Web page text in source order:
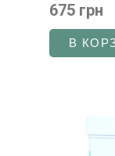
675 грн